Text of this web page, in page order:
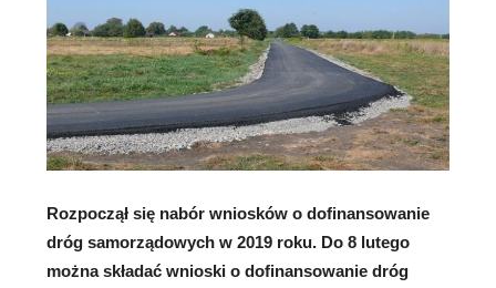
Rozpoczął się nabór wniosków o dofinansowanie
dróg samorządowych w 2019 roku. Do 8 lutego
można składać wnioski o dofinansowanie dróg